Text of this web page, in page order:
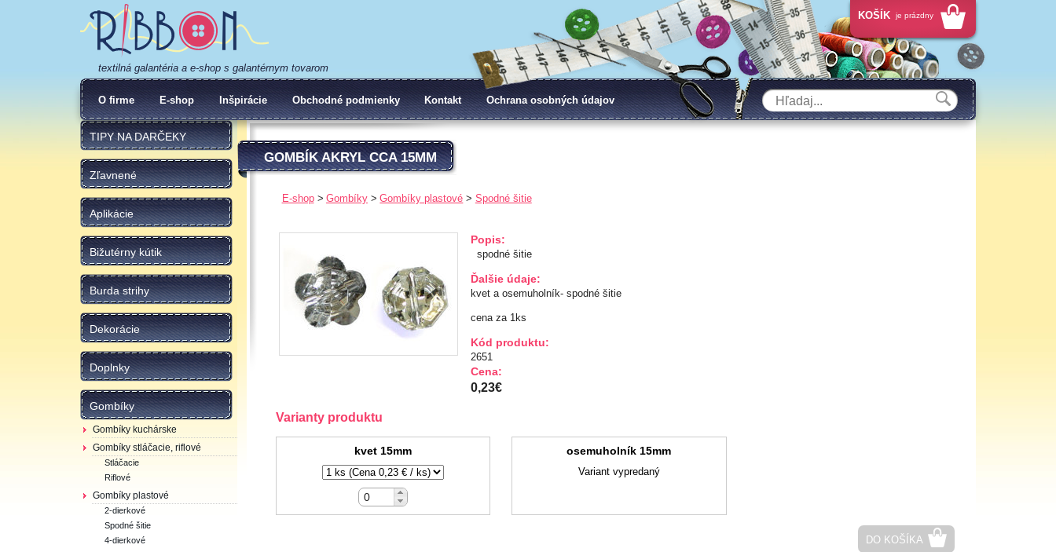
textilná galantéria a e-shop s galantérnym tovarom
KOŠÍK je prázdny
O firme E-shop Inšpirácie Obchodné podmienky Kontakt Ochrana osobných údajov
TIPY NA DARČEKY
Zľavnené
Aplikácie
Bižutérny kútik
Burda strihy
Dekorácie
Doplnky
Gombíky
Gombíky kuchárske
Gombíky stláčacie, riflové
Stláčacie
Riflové
Gombíky plastové
2-dierkové
Spodné šitie
4-dierkové
GOMBÍK AKRYL CCA 15MM
E-shop Gombíky Gombíky plastové Spodné šitie
Popis:
spodné šitie
Ďalšie údaje:
kvet a osemuholník- spodné šitie
cena za 1ks
Kód produktu:
2651
Cena:
0,23€
Varianty produktu
kvet 15mm osemuholník 15mm
Variant vypredaný
DO KOŠÍKA